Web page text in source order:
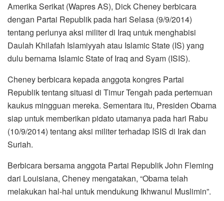
Amerika Serikat (Wapres AS), Dick Cheney berbicara
dengan Partai Republik pada hari Selasa (9/9/2014)
tentang perlunya aksi militer di Iraq untuk menghabisi
Daulah Khilafah Islamiyyah atau Islamic State (IS) yang
dulu bernama Islamic State of Iraq and Syam (ISIS).
Cheney berbicara kepada anggota kongres Partai
Republik tentang situasi di Timur Tengah pada pertemuan
kaukus mingguan mereka. Sementara itu, Presiden Obama
siap untuk memberikan pidato utamanya pada hari Rabu
(10/9/2014) tentang aksi militer terhadap ISIS di Irak dan
Suriah.
Berbicara bersama anggota Partai Republik John Fleming
dari Louisiana, Cheney mengatakan, “Obama telah
melakukan hal-hal untuk mendukung Ikhwanul Muslimin”.